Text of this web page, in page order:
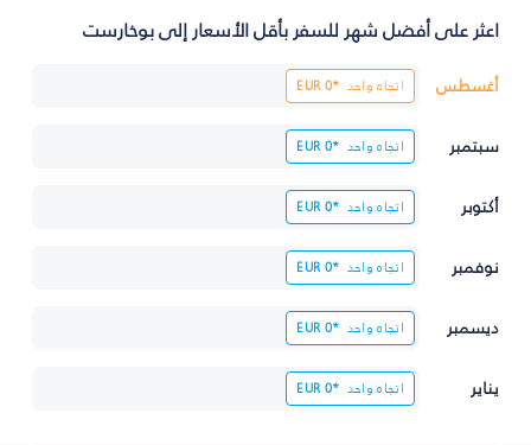
اعثر على أفضل شهر للسفر بأقل الأسعار إلى بوخارست
أغسطس اتجاه واحد EUR0*
سبتمبر اتجاه واحد EUR0*
أكتوبر اتجاه واحد EUR0*
نوفمبر اتجاه واحد EUR0*
ديسمبر اتجاه واحد EUR0*
يناير اتجاه واحد EUR0*